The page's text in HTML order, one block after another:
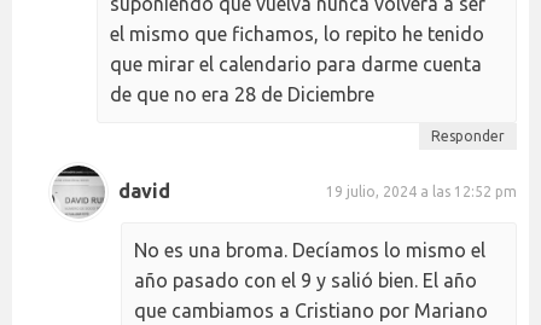
el mismo que fichamos, lo repito he tenido
que mirar el calendario para darme cuenta
de que no era 28 de Diciembre
Responder
david 19 julio, 2024 a las 12:52 pm
No es una broma. Decíamos lo mismo el
año pasado con el 9 y salió bien. El año
que cambiamos a Cristiano por Mariano